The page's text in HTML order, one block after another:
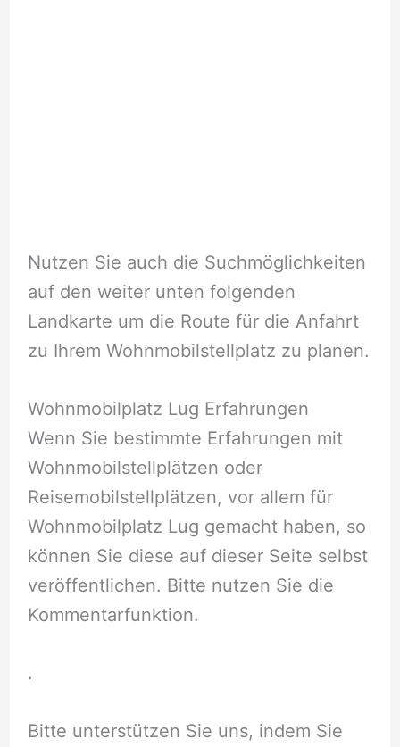
Nutzen Sie auch die Suchmöglichkeiten
auf den weiter unten folgenden
Landkarte um die Route für die Anfahrt
zu Ihrem Wohnmobilstellplatz zu planen.
Wohnmobilplatz Lug Erfahrungen
Wenn Sie bestimmte Erfahrungen mit
Wohnmobilstellplätzen oder
Reisemobilstellplätzen, vor allem für
Wohnmobilplatz Lug gemacht haben, so
können Sie diese auf dieser Seite selbst
veröffentlichen. Bitte nutzen Sie die
Kommentarfunktion.
.
Bitte unterstützen Sie uns, indem Sie